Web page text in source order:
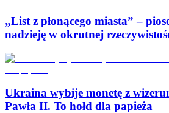
„List z płonącego miasta” –
nadzieję w okrutnej
Ukraina wybije monetę z
Pawła II. To hołd dla papieża